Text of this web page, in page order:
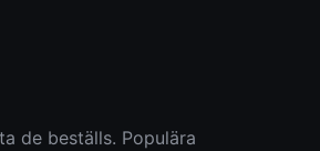
de beställs. Populära